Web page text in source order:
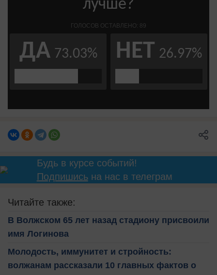
Будь в курсе событий!
Подпишисьна нас в телеграм
Читайте также:
В Волжском 65 лет назад стадиону присвоили
имя Логинова
Молодость, иммунитет и стройность:
волжанам рассказали 10 главных фактов о